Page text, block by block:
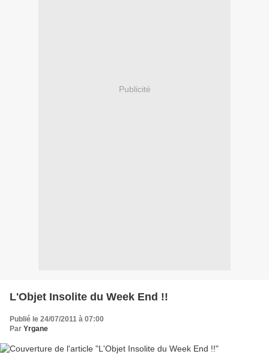
Publicité
L'Objet Insolite du Week End !!
Publié le 24/07/2011 à 07:00
Par Yrgane